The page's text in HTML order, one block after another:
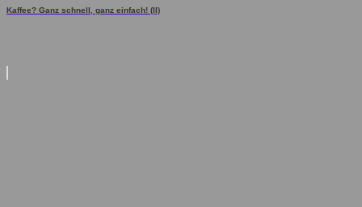
Kaffee? Ganz schnell, ganz einfach! (II)